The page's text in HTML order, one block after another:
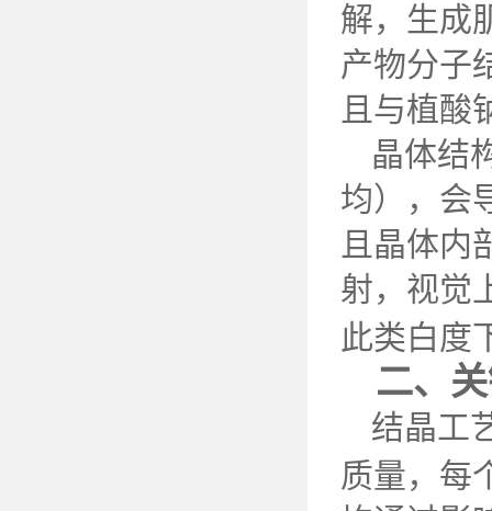
解，生成
产物分子
且与植酸
晶体结
均），会
且晶体内
射，视觉
此类白度
二、
结晶工
质量，每